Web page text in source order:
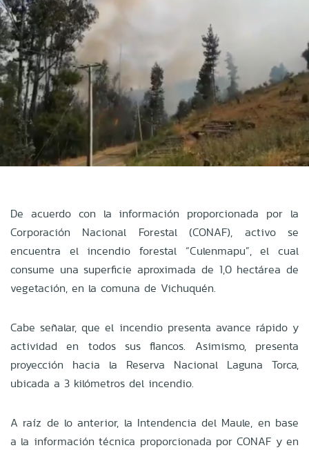
De acuerdo con la información proporcionada por la
Corporación Nacional Forestal (CONAF), activo se
encuentra el incendio forestal “Culenmapu”, el cual
consume una superficie aproximada de 1,0 hectárea de
vegetación, en la comuna de Vichuquén.
Cabe señalar, que el incendio presenta avance rápido y
actividad en todos sus flancos. Asimismo, presenta
proyección hacia la Reserva Nacional Laguna Torca,
ubicada a 3 kilómetros del incendio.
A raíz de lo anterior, la Intendencia del Maule, en base
a la información técnica proporcionada por CONAF y en